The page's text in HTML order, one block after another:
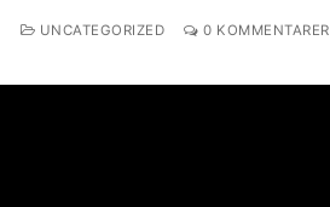
UNCATEGORIZED 0 KOMMENTARER